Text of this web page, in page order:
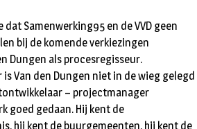
dat Samenwerking95 en de VVD geen
bij de komende verkiezingen
Dungen als procesregisseur.
Van den Dungen niet in de wieg gelegd
– projectmanager
goed gedaan. Hij kent de
hij kent de buurgemeenten, hij kent de